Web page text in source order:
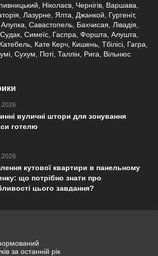
Ніколаєв, Чернігів, Варшава,
Лазурне, Ялта, Джанкой, Гургеніт,
Савастопель, Бахчисая, Лівадія,
Симеїс, Гаспра, Форшта, Алушта,
Кате Керч, Кишень, Тбілісі, Гагра,
Сухум, Поті, Таллін, Рига, Вільнюс
вуличні штори для зонування
готелю
кутової квартири в панельному
що потрібно знати про
цього завдання?
за останній рік